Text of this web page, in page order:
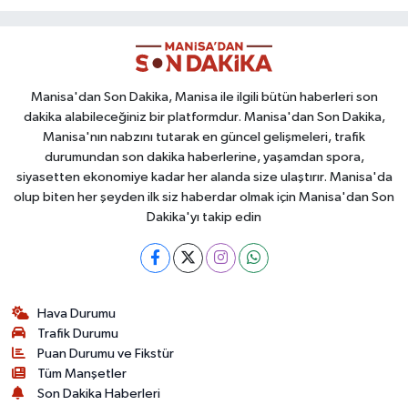
Manisa'dan Son Dakika, Manisa ile ilgili bütün haberleri son
dakika alabileceğiniz bir platformdur. Manisa'dan Son Dakika,
Manisa'nın nabzını tutarak en güncel gelişmeleri, trafik
durumundan son dakika haberlerine, yaşamdan spora,
siyasetten ekonomiye kadar her alanda size ulaştırır. Manisa'da
olup biten her şeyden ilk siz haberdar olmak için Manisa'dan Son
Dakika'yı takip edin
Hava Durumu
Trafik Durumu
Puan Durumu ve Fikstür
Tüm Manşetler
Son Dakika Haberleri